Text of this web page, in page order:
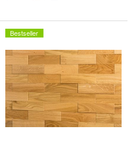
Bestseller